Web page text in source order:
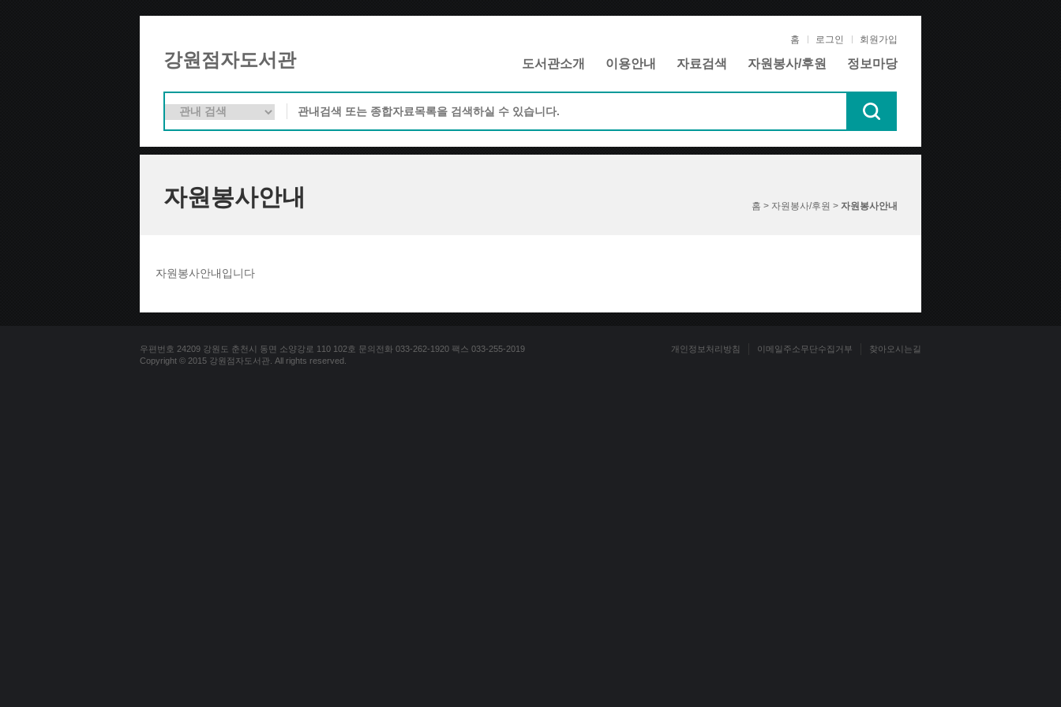
강원점자도서관
홈 로그인 회원가입
도서관소개 이용안내 자료검색 자원봉사/후원 정보마당
자원봉사안내 홈 > 자원봉사/후원 > 자원봉사안내
자원봉사안내입니다
우편번호 24209 강원도 춘천시 동면 소양강로 110 102호 문의전화 033-262-1920 팩스 033-255-2019
Copyright © 2015 강원점자도서관. All rights reserved.
개인정보처리방침 이메일주소무단수집거부 찾아오시는길